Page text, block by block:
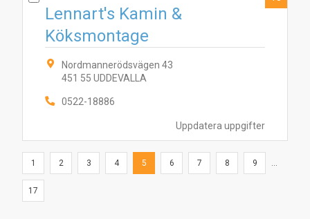
Uppdatera uppgifter
Lennart's Kamin &
Köksmontage
Nordmannerödsvägen 43
451 55 UDDEVALLA
0522-18886
1 2 3 4 5 6 7 8 9 ...
17